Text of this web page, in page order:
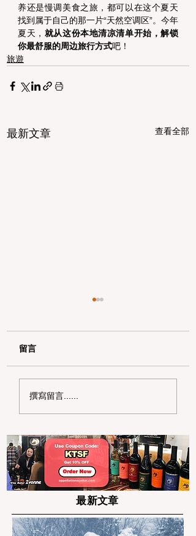
养还是慢调美食之旅，都可以在这个夏天
找到属于自己的那一片“天然空调区”。今年
夏天， 就从这份本地清凉清单开始，解锁
你最舒服的周边旅行方式吧！
旅遊
最新文章 查看全部
加州野区露营必读：如
留言
撰寫留言......
最新文章